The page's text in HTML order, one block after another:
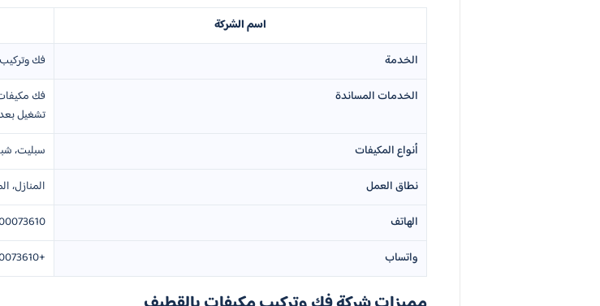
اسم الشركة
الخدمة
فك
الخدمات المساندة
فك
تشغيل
أنواع المكيفات
سبليت،
نطاق العمل
المنازل،
الهاتف
واتساب
+966500073610